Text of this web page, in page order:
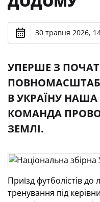
30 травня 2026,
УПЕРШЕ З
В УКРАЇНУ
КОМАНДА
ЗЕМЛІ.
Приїзд футболістів до
тренування під